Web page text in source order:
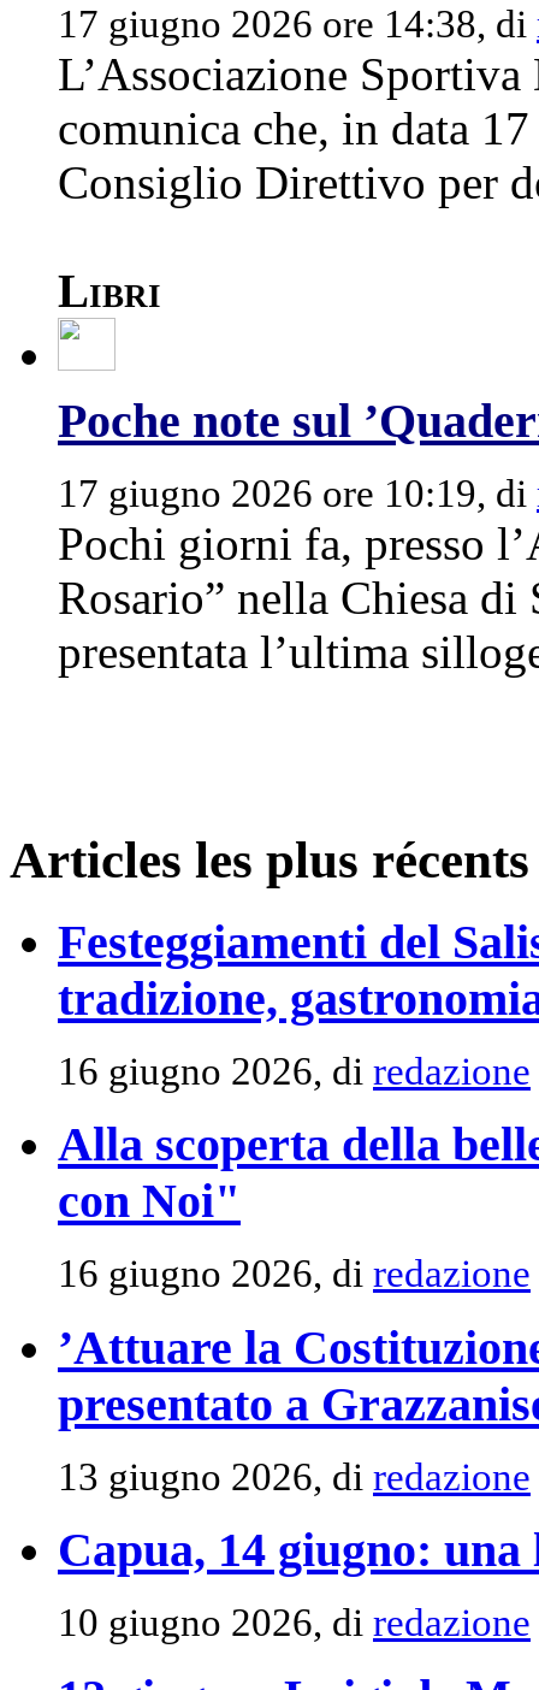
17 giugno 2026 ore 14:38, di
L’Associazione
comunica che, in data
Consiglio Direttivo per
Libri
Poche note sul
17 giugno 2026 ore 10:19, di
Pochi giorni fa, presso
Rosario” nella Chiesa di
presentata l’ultima
Articles les plus récents
Festeggiamenti del
tradizione,
16 giugno 2026, di redazione
Alla scoperta della
con Noi"
16 giugno 2026, di redazione
’Attuare la
presentato a
13 giugno 2026, di redazione
Capua, 14 giugno:
10 giugno 2026, di redazione